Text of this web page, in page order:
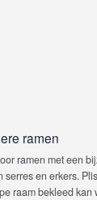
ramen
ramen met een
en erkers.
raam bekleed kan